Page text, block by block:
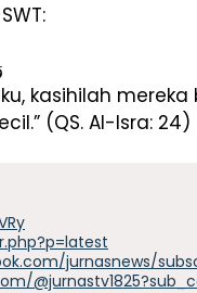
kasihilah
(QS. Al-Isra: 24)
jurnasnews/